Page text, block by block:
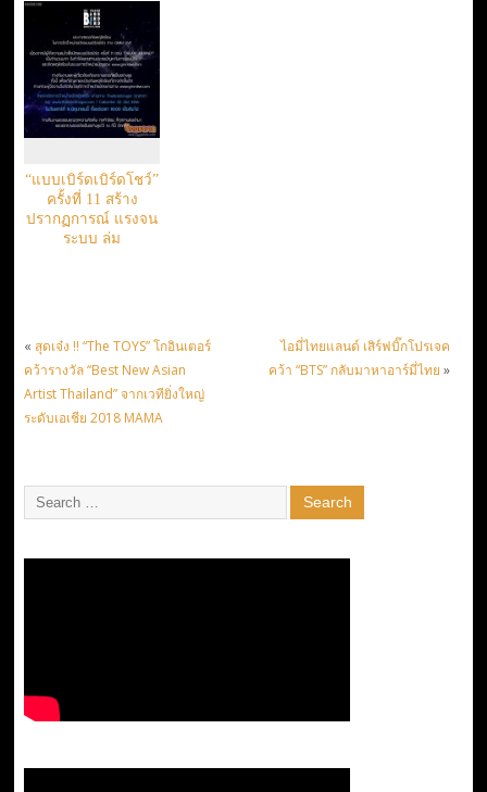
“แบบเบิร์ดเบิร์ดโชว์”
ครั้งที่ 11 สร้าง
ปรากฏการณ์ แรงจน
ระบบ ล่ม
« สุดเจ๋ง !! “The TOYS” โกอินเตอร์
คว้ารางวัล “Best New Asian
Artist Thailand” จากเวทียิ่งใหญ่
ระดับเอเชีย 2018 MAMA
ไอมี่ไทยแลนด์ เสิร์ฟบิ๊กโปรเจค
คว้า “BTS” กลับมาหาอาร์มี่ไทย »